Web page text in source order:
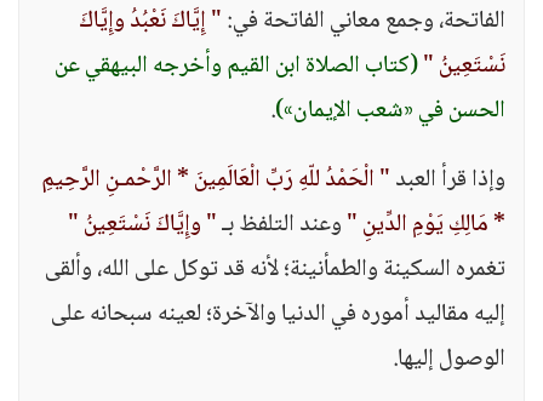
الفاتحة، وجمع معاني الفاتحة في:" إِيَّاكَ نَعْبُدُ وإِيَّاكَ
نَسْتَعِينُ "(كتاب الصلاة ابن القيم وأخرجه البيهقي عن
الحسن في «شعب الإيمان»).
وإذا قرأ العبد" الْحَمْدُ للّهِ رَبِّ الْعَالَمِينَ * الرَّحْمـنِ الرَّحِيمِ
* مَالِكِ يَوْمِ الدِّينِ "وعند التلفظ بـ" وإِيَّاكَ نَسْتَعِينُ "
تغمره السكينة والطمأنينة؛ لأنه قد توكل على الله، وألقى
إليه مقاليد أموره في الدنيا والآخرة؛ لعينه سبحانه على
الوصول إليها.